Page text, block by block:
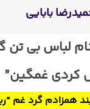
بابایی
لباس بی تن
کردی غمگین”
همزادم گرد غم